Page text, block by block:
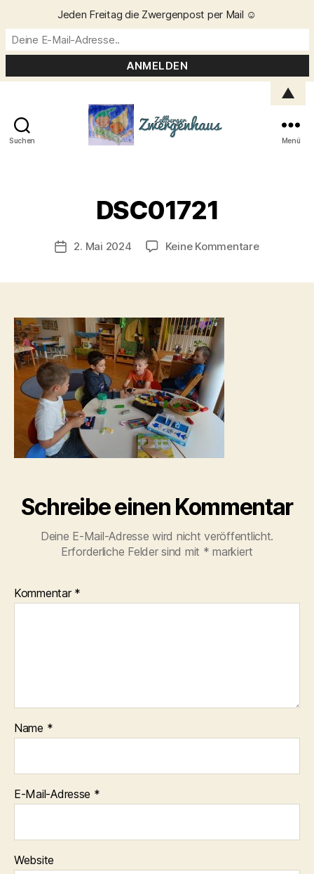
Suchen Menü
DSC01721
Beitragsautor
n
C
ri
t
Veröffentlichungsdatum
2. Mai 2024 Keine Kommentarezu
Schreibe einen Kommentar
Deine E-Mail-Adresse wird nicht veröffentlicht.
Erforderliche Felder sind mit * markiert
Kommentar *
Name *
E-Mail-Adresse *
Website
Jeden Freitag die Zwergenpost per Mail ☺️
▲